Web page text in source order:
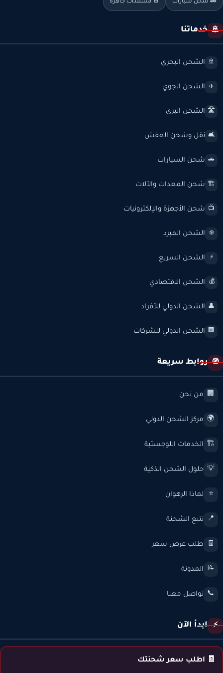
🚗 شحن سيارات 📄 مستندات جاهزة
🚢 خدماتنا
🚢 الشحن البحري
✈️ الشحن الجوي
🛣️ الشحن البري
🛋️ نقل وشحن العفش
🚗 شحن السيارات
🏗️ شحن المعدات والآلات
📺 شحن الأجهزة والإلكترونيات
❄️ الشحن المبرد
⚡ الشحن السريع
💰 الشحن الاقتصادي
👤 الشحن الدولي للأفراد
🏢 الشحن الدولي للشركات
🧭 روابط سريعة
🏢 من نحن
🌍 مركز الشحن الدولي
🏗️ الخدمات اللوجستية
💡 حلول الشحن الذكية
⭐ لماذا الرهوان
📍 تتبع الشحنة
🧾 طلب عرض سعر
📝 المدونة
📞 تواصل معنا
⚡ ابدأ الآن
🧾 اطلب سعر شحنتك